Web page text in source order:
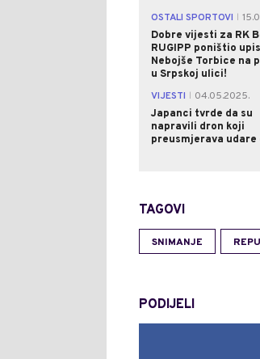
OSTALI SPORTOVI
Dobre vijesti za RK
RUGIPP poništio upis
Nebojše Torbice na
u Srpskoj ulici!
VIJESTI
04.05.2025.
Japanci tvrde da su
napravili dron koji
preusmjerava udare
TAGOVI
SNIMANJE
PODIJELI